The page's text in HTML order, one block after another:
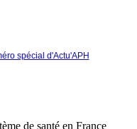
spécial d'Actu'APH
de santé en France